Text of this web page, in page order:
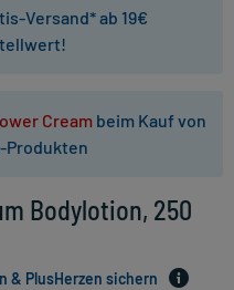
Versand* ab 19€
Cream beim Kauf von
Produkten
Bodylotion, 250
& PlusHerzen sichern